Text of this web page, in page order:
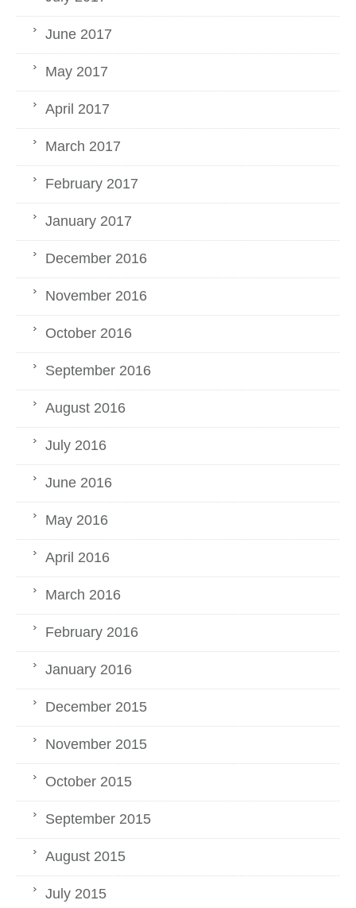
June 2017
May 2017
April 2017
March 2017
February 2017
January 2017
December 2016
November 2016
October 2016
September 2016
August 2016
July 2016
June 2016
May 2016
April 2016
March 2016
February 2016
January 2016
December 2015
November 2015
October 2015
September 2015
August 2015
July 2015